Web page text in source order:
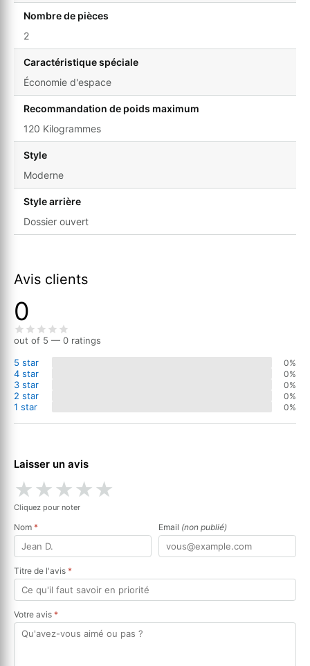
Nombre de pièces
2
Caractéristique spéciale
Économie d'espace
Recommandation de poids maximum
120 Kilogrammes
Style
Moderne
Style arrière
Dossier ouvert
Avis clients
0
out of 5 — 0 ratings
5 star
0%
4 star 0%
3 star 0%
2 star 0%
1 star 0%
Laisser un avis
★★★★★
Cliquez pour noter
Nom * Email (non publié)
Titre de l'avis *
Votre avis *